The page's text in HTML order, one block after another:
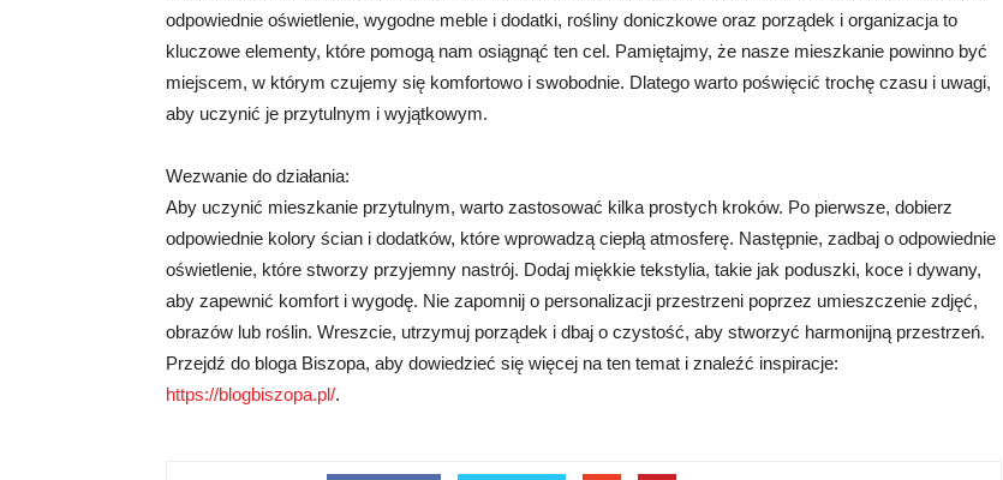
odpowiednie oświetlenie, wygodne meble i dodatki, rośliny doniczkowe oraz porządek i organizacja to
kluczowe elementy, które pomogą nam osiągnąć ten cel. Pamiętajmy, że nasze mieszkanie powinno być
miejscem, w którym czujemy się komfortowo i swobodnie. Dlatego warto poświęcić trochę czasu i uwagi,
aby uczynić je przytulnym i wyjątkowym.
Wezwanie do działania:
Aby uczynić mieszkanie przytulnym, warto zastosować kilka prostych kroków. Po pierwsze, dobierz
odpowiednie kolory ścian i dodatków, które wprowadzą ciepłą atmosferę. Następnie, zadbaj o odpowiednie
oświetlenie, które stworzy przyjemny nastrój. Dodaj miękkie tekstylia, takie jak poduszki, koce i dywany,
aby zapewnić komfort i wygodę. Nie zapomnij o personalizacji przestrzeni poprzez umieszczenie zdjęć,
obrazów lub roślin. Wreszcie, utrzymuj porządek i dbaj o czystość, aby stworzyć harmonijną przestrzeń.
Przejdź do bloga Biszopa, aby dowiedzieć się więcej na ten temat i znaleźć inspiracje:
https://blogbiszopa.pl/.